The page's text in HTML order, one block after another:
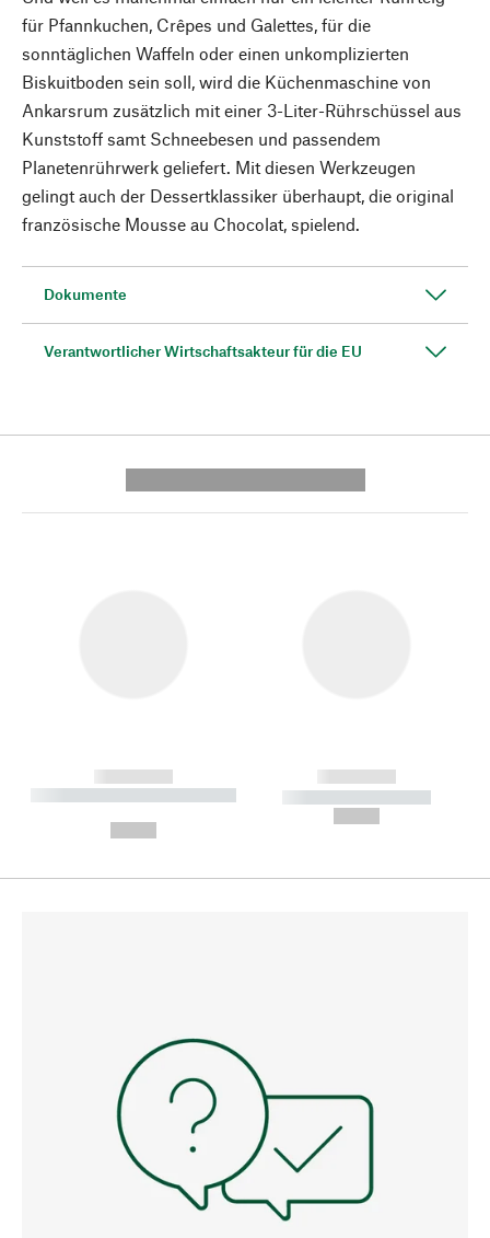
für Pfannkuchen, Crêpes und Galettes, für die
sonntäglichen Waffeln oder einen unkomplizierten
Biskuitboden sein soll, wird die Küchenmaschine von
Ankarsrum zusätzlich mit einer 3-Liter-Rührschüssel aus
Kunststoff samt Schneebesen und passendem
Planetenrührwerk geliefert. Mit diesen Werkzeugen
gelingt auch der Dessertklassiker überhaupt, die original
französische Mousse au Chocolat, spielend.
Dokumente
Verantwortlicher Wirtschaftsakteur für die EU
------------
----------- ----------- --------
------------
----------- -----------